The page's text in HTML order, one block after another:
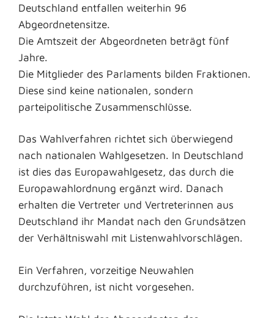
Deutschland entfallen weiterhin 96
Abgeordnetensitze.
Die Amtszeit der Abgeordneten beträgt fünf
Jahre.
Die Mitglieder des Parlaments bilden Fraktionen.
Diese sind keine nationalen, sondern
parteipolitische Zusammenschlüsse.
Das Wahlverfahren richtet sich überwiegend
nach nationalen Wahlgesetzen. In Deutschland
ist dies das Europawahlgesetz, das durch die
Europawahlordnung ergänzt wird. Danach
erhalten die Vertreter und Vertreterinnen aus
Deutschland ihr Mandat nach den Grundsätzen
der Verhältniswahl mit Listenwahlvorschlägen.
Ein Verfahren, vorzeitige Neuwahlen
durchzuführen, ist nicht vorgesehen.